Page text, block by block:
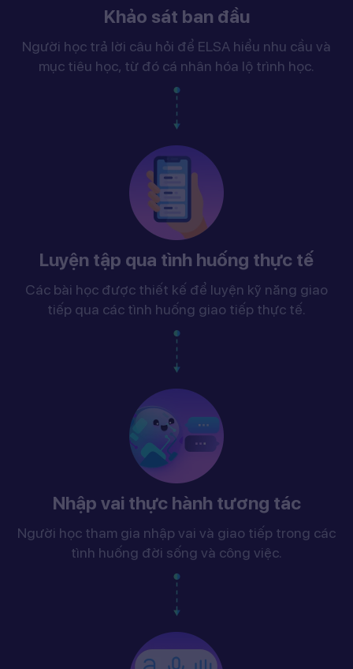
Khảo sát ban đầu
Người học trả lời câu hỏi để ELSA hiểu nhu cầu và
mục tiêu học, từ đó cá nhân hóa lộ trình học.
Luyện tập qua tình huống thực tế
Các bài học được thiết kế để luyện kỹ năng giao
tiếp qua các tình huống giao tiếp thực tế.
Nhập vai thực hành tương tác
Người học tham gia nhập vai và giao tiếp trong các
tình huống đời sống và công việc.